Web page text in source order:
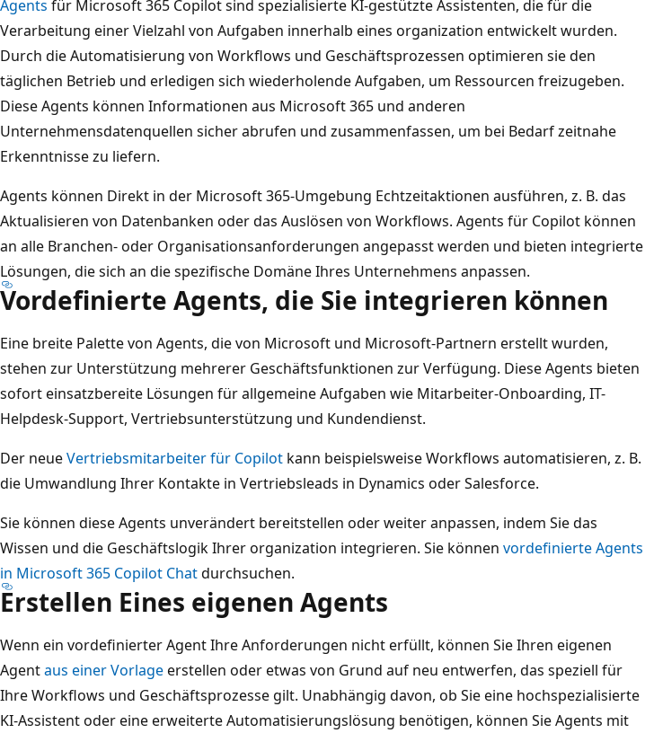
Agents für Microsoft 365 Copilot sind spezialisierte KI-gestützte Assistenten, die für die
Verarbeitung einer Vielzahl von Aufgaben innerhalb eines organization entwickelt wurden.
Durch die Automatisierung von Workflows und Geschäftsprozessen optimieren sie den
täglichen Betrieb und erledigen sich wiederholende Aufgaben, um Ressourcen freizugeben.
Diese Agents können Informationen aus Microsoft 365 und anderen
Unternehmensdatenquellen sicher abrufen und zusammenfassen, um bei Bedarf zeitnahe
Erkenntnisse zu liefern.
Agents können Direkt in der Microsoft 365-Umgebung Echtzeitaktionen ausführen, z. B. das
Aktualisieren von Datenbanken oder das Auslösen von Workflows. Agents für Copilot können
an alle Branchen- oder Organisationsanforderungen angepasst werden und bieten integrierte
Lösungen, die sich an die spezifische Domäne Ihres Unternehmens anpassen.
Vordefinierte Agents, die Sie integrieren können
Eine breite Palette von Agents, die von Microsoft und Microsoft-Partnern erstellt wurden,
stehen zur Unterstützung mehrerer Geschäftsfunktionen zur Verfügung. Diese Agents bieten
sofort einsatzbereite Lösungen für allgemeine Aufgaben wie Mitarbeiter-Onboarding, IT-
Helpdesk-Support, Vertriebsunterstützung und Kundendienst.
Der neueVertriebsmitarbeiter für Copilot kann beispielsweise Workflows automatisieren, z. B.
die Umwandlung Ihrer Kontakte in Vertriebsleads in Dynamics oder Salesforce.
Sie können diese Agents unverändert bereitstellen oder weiter anpassen, indem Sie das
Wissen und die Geschäftslogik Ihrer organization integrieren. Sie können vordefinierte Agents
in Microsoft 365 Copilot Chatdurchsuchen.
Erstellen Eines eigenen Agents
Wenn ein vordefinierter Agent Ihre Anforderungen nicht erfüllt, können Sie Ihren eigenen
Agentaus einer Vorlageerstellen oder etwas von Grund auf neu entwerfen, das speziell für
Ihre Workflows und Geschäftsprozesse gilt. Unabhängig davon, ob Sie eine hochspezialisierte
KI-Assistent oder eine erweiterte Automatisierungslösung benötigen, können Sie Agents mit